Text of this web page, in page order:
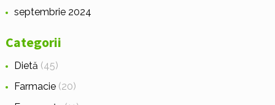
septembrie 2024
Categorii
Dietă (45)
Farmacie(20)